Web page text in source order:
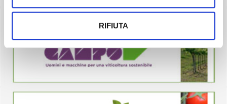
RIFIUTA